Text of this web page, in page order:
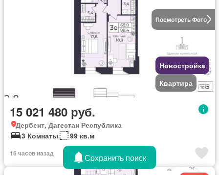
Посмотреть Фото
Новостройка
Квартира
15 021 480 руб.
Дербент, Дагестан Республика
3 Комнаты
99 кв.м
16 часов назад Сохранить поиск